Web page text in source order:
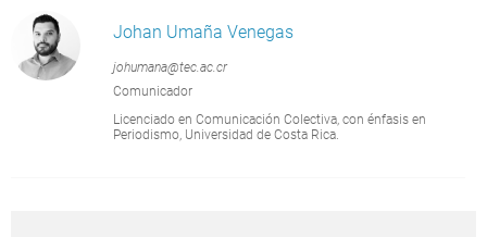
Johan Umaña Venegas
johumana@tec.ac.cr
Comunicador
Licenciado en Comunicación Colectiva, con énfasis en
Periodismo, Universidad de Costa Rica.